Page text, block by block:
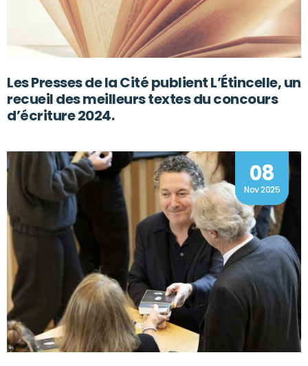
Les Presses de la Cité publient L’Étincelle, un
recueil des meilleurs textes du concours
d’écriture 2024.
08
Nov 2025